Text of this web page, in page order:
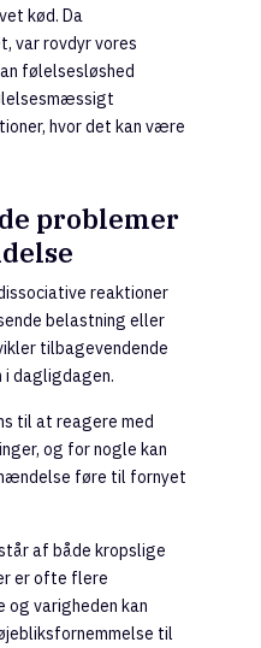
kød. Da
var rovdyr vores
følelsesløshed
hvor det kan være
problemer
reaktioner
belastning eller
tilbagevendende
i dagligdagen.
til at reagere med
og for nogle kan
føre til fornyet
af både kropslige
er ofte flere
og varigheden kan
til